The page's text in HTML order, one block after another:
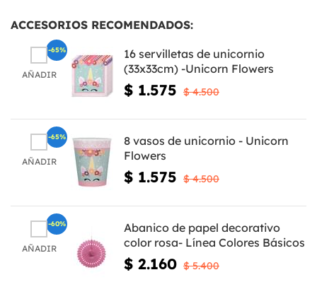
ACCESORIOS RECOMENDADOS:
AÑADIR
16 servilletas de unicornio
(33x33cm) -Unicorn Flowers
$ 1.575 $ 4.500
-65%
AÑADIR
8 vasos de unicornio - Unicorn
Flowers
$ 1.575 $ 4.500
-65%
AÑADIR
Abanico de papel decorativo
color rosa- Línea Colores Básicos
$ 2.160 $ 5.400
-60%